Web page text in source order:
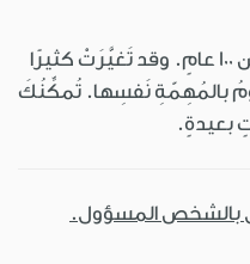
اُختُرعَتِ التِّلِفوناتُ قبلَ ما يَزيدُ عن 100 عامٍ. وقد تَغيَّرَتْ كثيرًا
بالمُهِمّةِ نَفسِها. تُمكِّنُكَ
بعيدةٍ.
بالشخص المسؤول.